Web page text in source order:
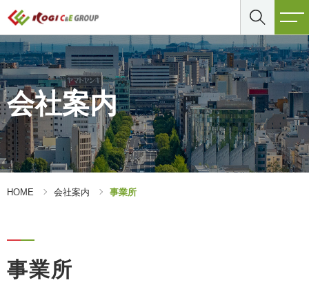
会社案内
HOME 会社案内 事業所
事業所